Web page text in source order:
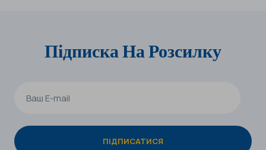
Підписка На Розсилку